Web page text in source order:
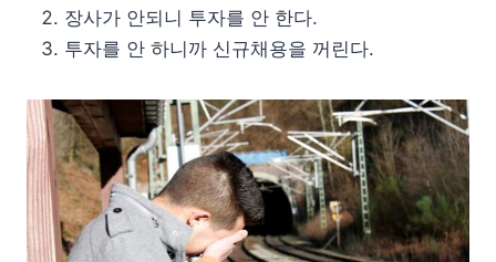
장사가 안되니 투자를 안 한다.
투자를 안 하니까 신규채용을 꺼린다.